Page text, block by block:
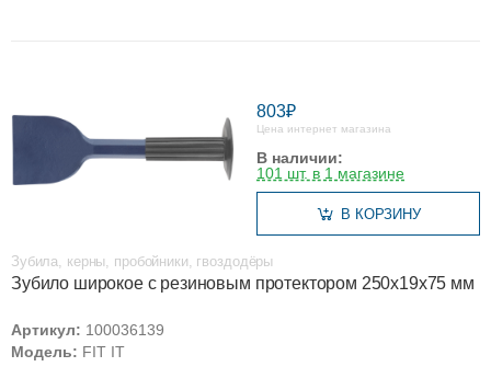
803₽
Цена интернет магазина
В наличии:
101 шт. в 1 магазине
В КОРЗИНУ
Зубила, керны, пробойники, гвоздодёры
Зубило широкое с резиновым протектором 250х19х75 мм
Артикул: 100036139
Модель: FIT IT